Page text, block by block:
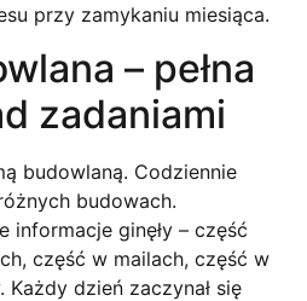
przy zamykaniu miesiąca.
– pełna
zadaniami
budowlaną. Codziennie
budowach.
informacje ginęły – część
część w mailach, część w
Każdy dzień zaczynał się